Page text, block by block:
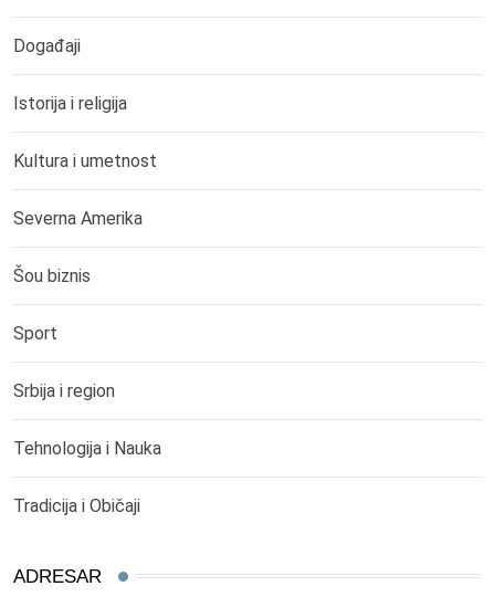
Događaji
Istorija i religija
Kultura i umetnost
Severna Amerika
Šou biznis
Sport
Srbija i region
Tehnologija i Nauka
Tradicija i Običaji
ADRESAR